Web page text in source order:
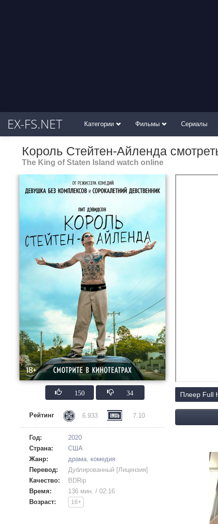
EX-FS.NET Категории Фильмы Сериалы
Король Стейтен-Айленда
The King of Staten Island watch online
150 34
Рейтинг 6.933 7.10
Год:
2020
Страна:
США
Жанр:
драма, комедия
Перевод:
Дублированный [Лицензия]
Качество:
BDRip
Время:
136 мин. / 02:16
Возраст:
16+
Плеер Full